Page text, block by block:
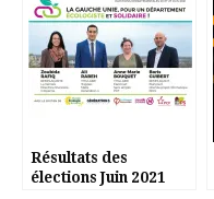
Résultats des
élections Juin 2021